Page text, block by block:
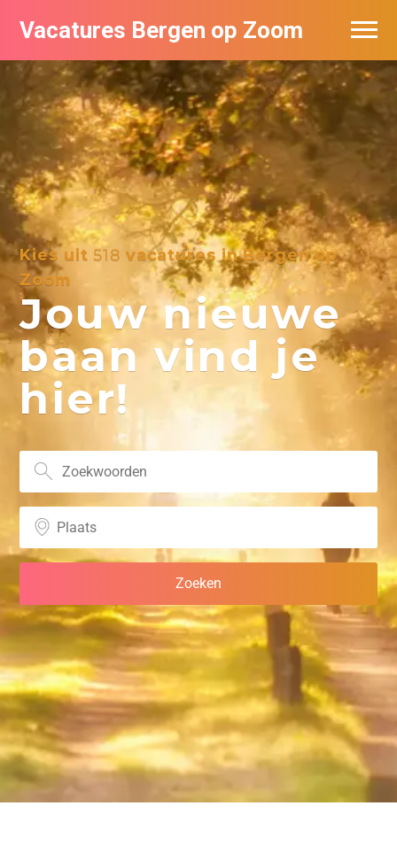
Vacatures Bergen op Zoom
Kies uit518 vacatures in Bergen op
Zoom
Jouw nieuwe
baan vind je
hier!
Vacatures per bedrijf
De populairste vacatures in Bergen op
Zoom